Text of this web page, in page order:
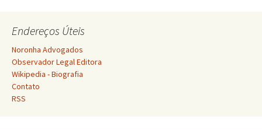
posts
Endereços Úteis
Noronha Advogados
Observador Legal Editora
Wikipedia - Biografia
Contato
RSS